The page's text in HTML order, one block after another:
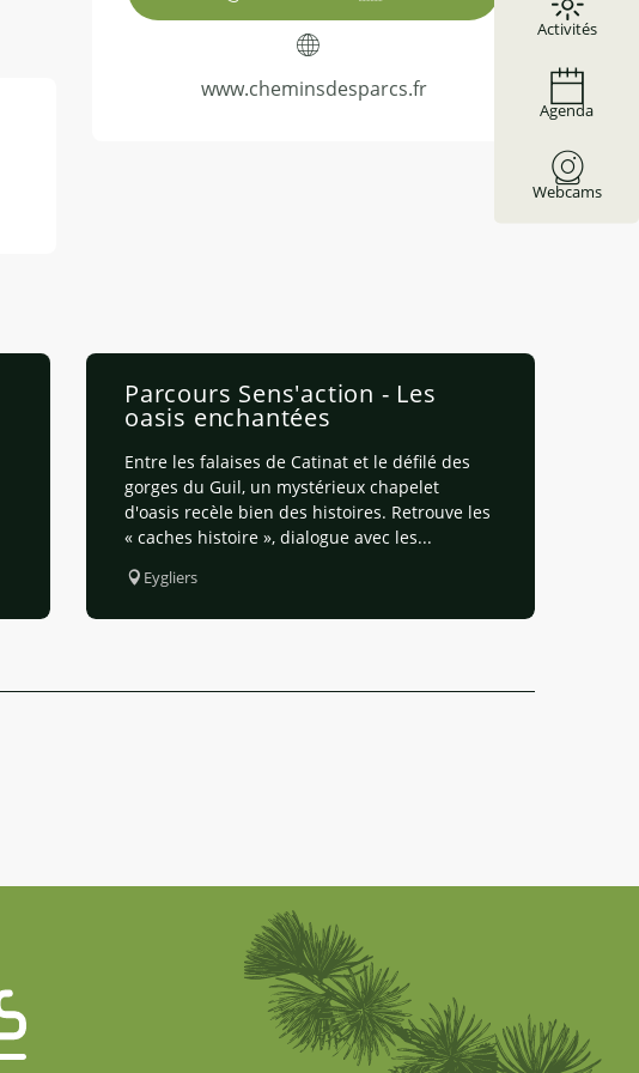
Activités
Agenda
Webcams
www.cheminsdesparcs.fr
Parcours Sens'action - Les
oasis enchantées
Entre les falaises de Catinat et le défilé des
gorges du Guil, un mystérieux chapelet
d'oasis recèle bien des histoires. Retrouve les
« caches histoire », dialogue avec les...
Eygliers